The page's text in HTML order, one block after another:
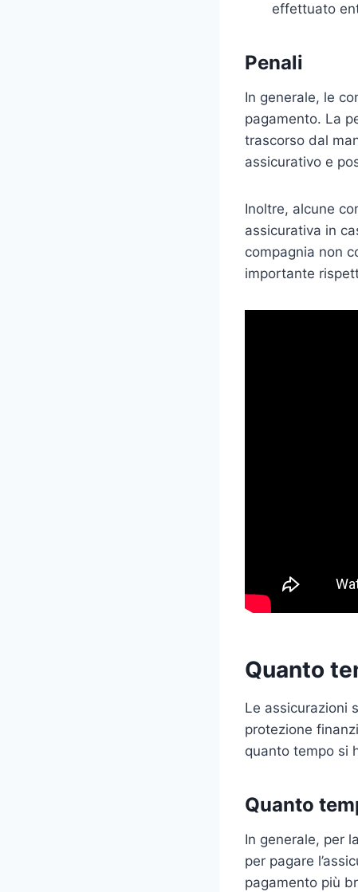
effettuato
Penali
In generale, le
pagamento. La
trascorso dal
assicurativo e
Inoltre, alcune
assicurativa in
compagnia non
importante
Quanto
Le assicurazioni
protezione
quanto tempo si
Quanto
In generale, per
per pagare
pagamento più